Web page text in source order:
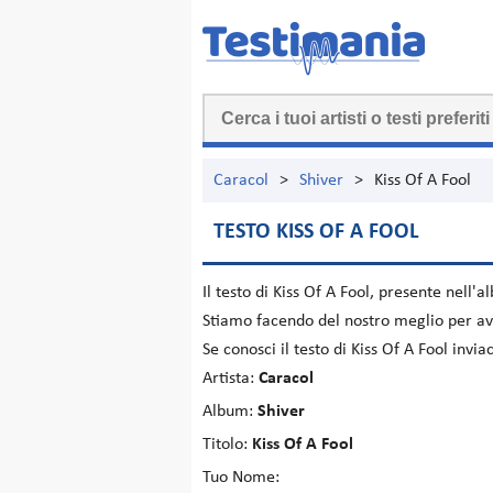
Caracol > Shiver > Kiss Of A Fool
TESTO KISS OF A FOOL
Il testo di Kiss Of A Fool , presente
Stiamo facendo del nostro meglio per
Se conosci il testo di Kiss Of A Fool
Artista: Caracol
Album: Shiver
Titolo: Kiss Of A Fool
Tuo Nome: